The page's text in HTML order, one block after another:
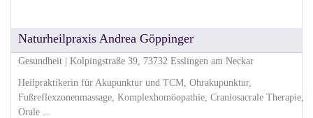
Naturheilpraxis Andrea Göppinger
Gesundheit | Kolpingstraße 39, 73732 Esslingen am Neckar
Heilpraktikerin für Akupunktur und TCM, Ohrakupunktur,
Fußreflexzonenmassage, Komplexhomöopathie, Craniosacrale Therapie,
Orale ...